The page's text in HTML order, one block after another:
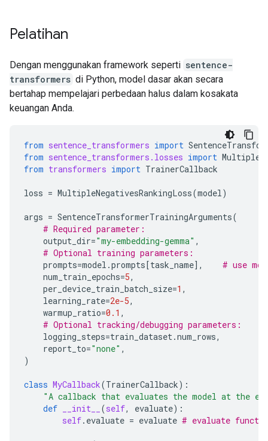
Pelatihan
Dengan menggunakan framework seperti sentence-
transformers di Python, model dasar akan secara
bertahap mempelajari perbedaan halus dalam kosakata
keuangan Anda.
from sentence_transformers import
from sentence_transformers.losses import
from transformers import TrainerCallback
loss = MultipleNegativesRankingLoss(model)
args = SentenceTransformerTrainingArguments(
# Required parameter:
output_dir="my-embedding-gemma" ,
# Optional training parameters:
prompts=model .prompts[task_name],
# use
num_train_epochs=5,
per_device_train_batch_size=1 ,
learning_rate=2e-5,
warmup_ratio=0.1 ,
# Optional tracking/debugging parameters:
logging_steps=train_dataset.num_rows,
report_to="none" ,
)
class MyCallback(TrainerCallback):
"A callback that evaluates the model at the
def
__init__ (self, evaluate):
self. evaluate = evaluate # evaluate